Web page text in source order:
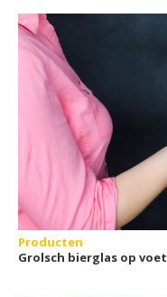
Producten
Grolsch bierglas op voet